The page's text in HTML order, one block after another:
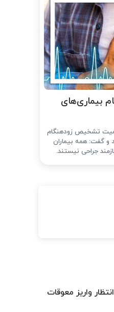
بیماری‌های
تشخیص زودهنگام
و گفت: همه بیماران
جراحی نیستند.
واریز معوقات